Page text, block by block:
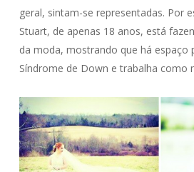
geral, sintam-se representadas. Por
Stuart, de apenas 18 anos, está
da moda, mostrando que há espaço
Síndrome de Down e trabalha como